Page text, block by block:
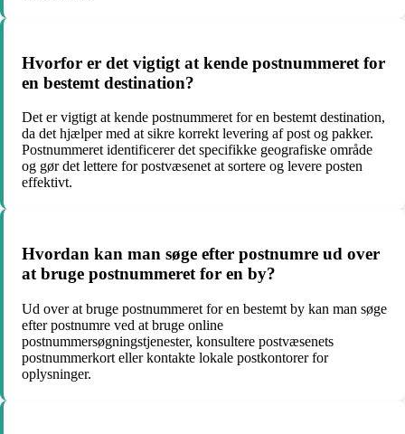
Hvorfor er det vigtigt at kende postnummeret for
en bestemt destination?
Det er vigtigt at kende postnummeret for en bestemt destination,
da det hjælper med at sikre korrekt levering af post og pakker.
Postnummeret identificerer det specifikke geografiske område
og gør det lettere for postvæsenet at sortere og levere posten
effektivt.
Hvordan kan man søge efter postnumre ud over
at bruge postnummeret for en by?
Ud over at bruge postnummeret for en bestemt by kan man søge
efter postnumre ved at bruge online
postnummersøgningstjenester, konsultere postvæsenets
postnummerkort eller kontakte lokale postkontorer for
oplysninger.